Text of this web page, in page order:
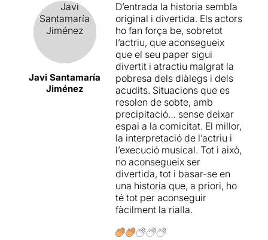
Javi Santamaría
Jiménez
D’entrada la historia sembla
original i divertida. Els actors
ho fan força be, sobretot
l’actriu, que aconsegueix
que el seu paper sigui
divertit i atractiu malgrat la
pobresa dels diàlegs i dels
acudits. Situacions que es
resolen de sobte, amb
precipitació… sense deixar
espai a la comicitat. El millor,
la interpretació de l’actriu i
l’execució musical. Tot i això,
no aconsegueix ser
divertida, tot i basar-se en
una historia que, a priori, ho
té tot per aconseguir
fàcilment la rialla.